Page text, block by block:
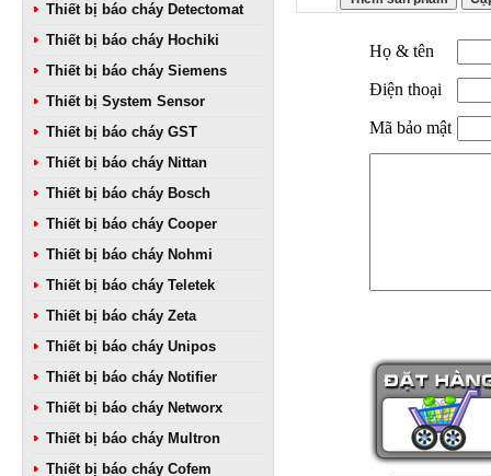
Thiết bị báo cháy Detectomat
Thiết bị báo cháy Hochiki
Thiết bị báo cháy Siemens
Thiết bị System Sensor
Thiết bị báo cháy GST
Thiết bị báo cháy Nittan
Thiết bị báo cháy Bosch
Thiết bị báo cháy Cooper
Thiết bị báo cháy Nohmi
Thiết bị báo cháy Teletek
Thiết bị báo cháy Zeta
Thiết bị báo cháy Unipos
Thiết bị báo cháy Notifier
Thiết bị báo cháy Networx
Thiết bị báo cháy Multron
Thiết bị báo cháy Cofem
Họ & tên
Điện thoại
Mã bảo mật